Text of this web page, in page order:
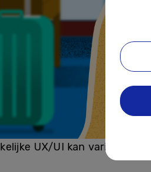
UX/UI kan variëren